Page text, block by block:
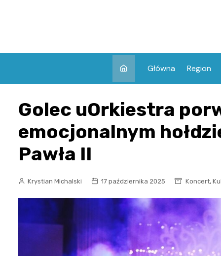
Główna Region
Golec uOrkiestra
emocjonalnym
Pawła II
Krystian Michalski 17 października 2025 Koncert,